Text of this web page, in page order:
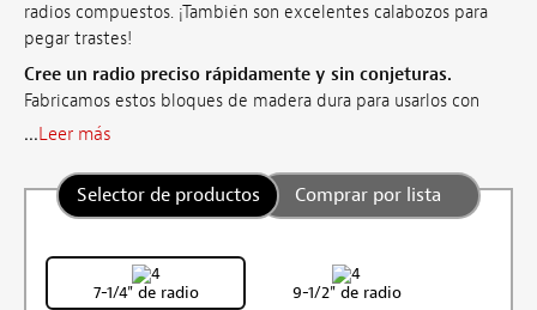
radios compuestos. ¡También son excelentes calabozos para
pegar trastes!
Cree un radio preciso rápidamente y sin conjeturas.
Fabricamos estos bloques de madera dura para usarlos con
...Leer más
Selector de productos Comprar por lista
7-1/4" de radio 9-1/2" de radio